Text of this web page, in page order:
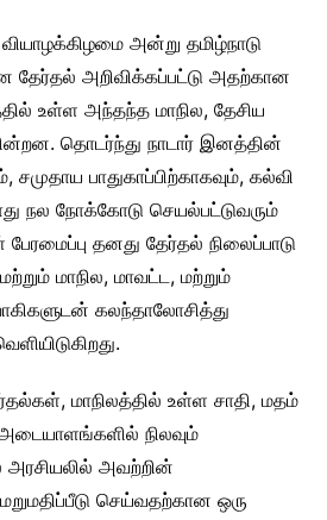
அன்று தமிழ்நாடு
தேர்தல் அறிவிக்கப்பட்டு அதற்கான
உள்ள அந்தந்த மாநில, தேசிய
தொடர்ந்து நாடார் இனத்தின்
சமுதாய பாதுகாப்பிற்காகவும், கல்வி
நல நோக்கோடு செயல்பட்டுவரும்
தனது தேர்தல் நிலைப்பாடு
மற்றும் மாநில, மாவட்ட, மற்றும்
கலந்தாலோசித்து
மாநிலத்தில் உள்ள சாதி, மதம்
நிலவும்
அரசியலில் அவற்றின்
செய்வதற்கான ஒரு